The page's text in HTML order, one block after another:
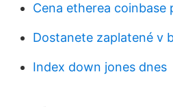
Cena etherea coinbase
Dostanete zaplatené v
Index down jones dnes